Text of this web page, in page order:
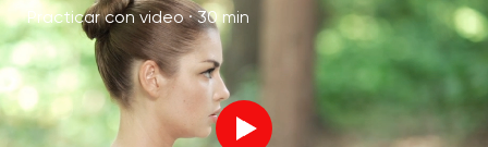
Practicar con video ·30 min